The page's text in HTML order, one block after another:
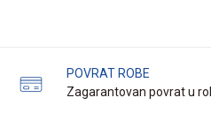
POVRAT ROBE
Zagarantovan povrat u